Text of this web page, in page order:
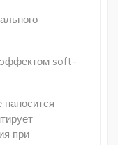
эффектом soft-
наносится
при